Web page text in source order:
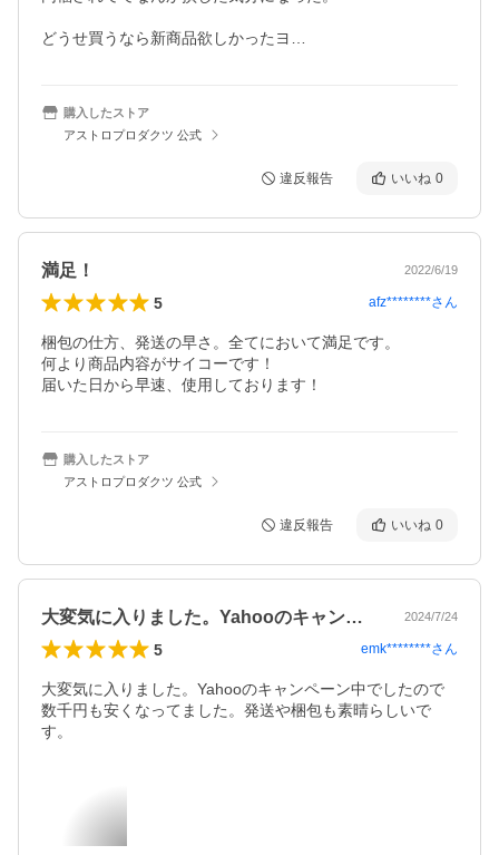
どうせ買うなら新商品欲しかったヨ…
購入したストア
アストロプロダクツ 公式
違反報告 いいね 0
満足！ 2022/6/19
5 afz********さん
梱包の仕方、発送の早さ。全てにおいて満足です。
何より商品内容がサイコーです！
届いた日から早速、使用しております！
購入したストア
アストロプロダクツ 公式
違反報告 いいね 0
大変気に入りました。Yahooのキャン… 2024/7/24
5 emk********さん
大変気に入りました。Yahooのキャンペーン中でしたので
数千円も安くなってました。発送や梱包も素晴らしいで
す。